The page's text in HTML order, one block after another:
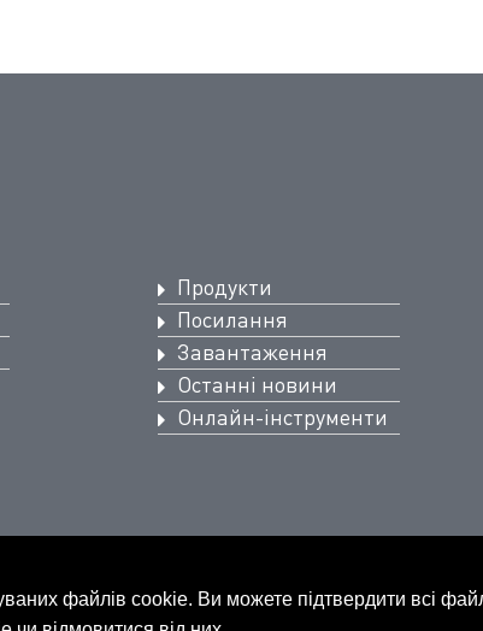
Продукти
Посилання
Завантаження
Останні новини
Онлайн-інструменти
файлів cookie. Ви можете підтвердити всі